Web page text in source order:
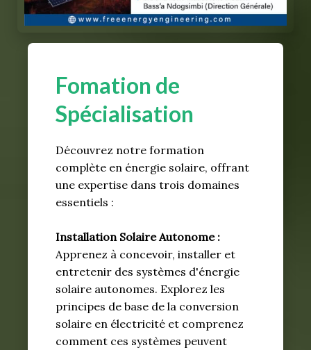
Fomation de
Spécialisation
Découvrez notre formation
complète en énergie solaire, offrant
une expertise dans trois domaines
essentiels :
Installation Solaire Autonome :
Apprenez à concevoir, installer et
entretenir des systèmes d'énergie
solaire autonomes. Explorez les
principes de base de la conversion
solaire en électricité et comprenez
comment ces systèmes peuvent